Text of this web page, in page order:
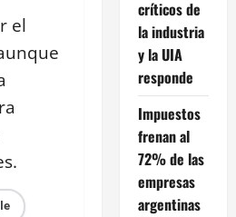
el
críticos de
la industria
y la UIA
responde
Impuestos
frenan al
72% de las
empresas
argentinas